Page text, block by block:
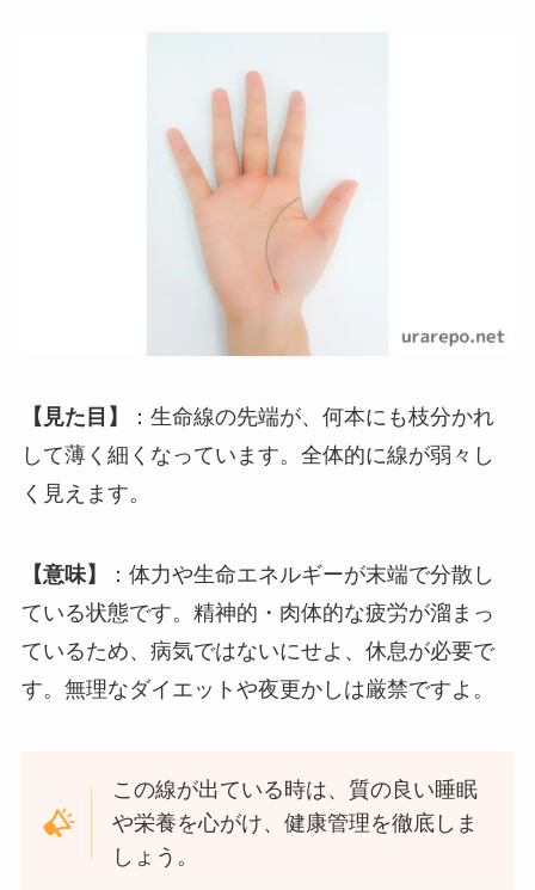
【見た目】
：生命線の先端が、何本にも枝分かれ
して薄く細くなっています。全体的に線が弱々し
く見えます。
【意味】
：体力や生命エネルギーが末端で分散し
ている状態です。精神的・肉体的な疲労が溜まっ
ているため、病気ではないにせよ、休息が必要で
す。無理なダイエットや夜更かしは厳禁ですよ。
この線が出ている時は、質の良い睡眠
や栄養を心がけ、健康管理を徹底しま
しょう。